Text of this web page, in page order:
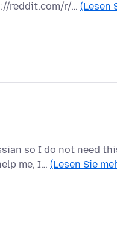
reddit.com/r/… (Lesen
so I do not need
me, I… (Lesen Sie